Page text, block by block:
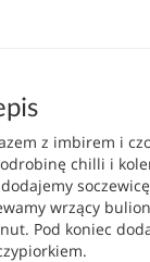
z imbirem i
chilli i
wrzący
Pod koniec